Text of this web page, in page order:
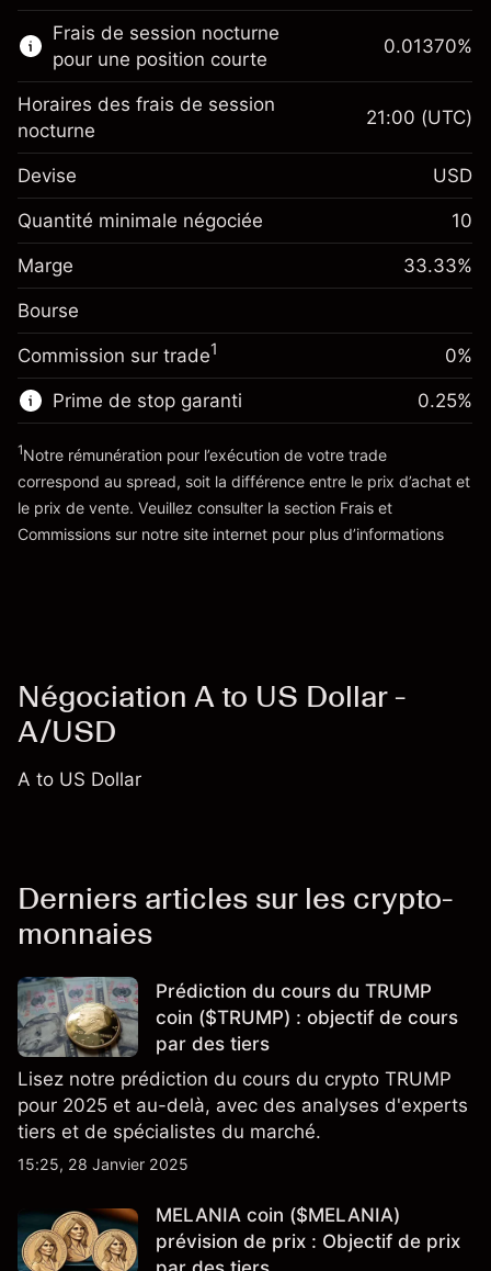
En savoir plus sur :
CFD
Marge. Votre
investissement
Ajustement des fonds de
Frais sur la valeur totale de la
position
-0.061644
%
Taille de la position avec effet de levier
Valeur nominale avec effet de levier
~$2,000.30
Vers la plateforme
Frais de session nocturne
pour une position courte
Marge. Votre
$1,000.00
Ajustement des fonds de
overnight
Frais sur la valeur totale de la
position
%
Taille de la position avec effet de levier
Valeur nominale avec effet de levier
~ $2,000.30
0.01370%
Horaires des frais de session
nocturne
21:00 (UTC)
Devise USD
Quantité minimale négociée 10
Marge 33.33%
Bourse
Commission sur trade1 0%
Prime de stop garanti
'Tarifs et Frais
0.25%
1Notre rémunération pour l’exécution de votre trade
correspond au spread, soit la différence entre le prix d’achat et
le prix de vente. Veuillez consulter la section Frais et
Commissions sur notre site internet pour plus d’informations
Négociation A to US Dollar -
A/USD
A to US Dollar
Derniers articles sur les crypto-
monnaies
Prédiction du cours du TRUMP
coin ($TRUMP) : objectif de cours
par des tiers
Lisez notre prédiction du cours du crypto TRUMP
pour 2025 et au-delà, avec des analyses d'experts
tiers et de spécialistes du marché.
15:25, 28 Janvier 2025
MELANIA coin ($MELANIA)
prévision de prix : Objectif de prix